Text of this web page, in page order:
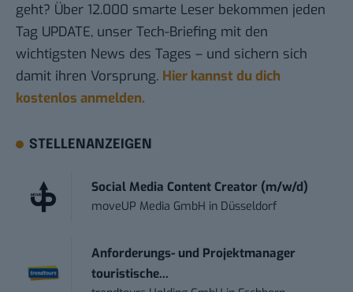
geht? Über 12.000 smarte Leser bekommen jeden
Tag UPDATE, unser Tech-Briefing mit den
wichtigsten News des Tages – und sichern sich
damit ihren Vorsprung. Hier kannst du dich
kostenlos anmelden.
STELLENANZEIGEN
Social Media Content Creator (m/w/d)
moveUP Media GmbH in Düsseldorf
Anforderungs- und Projektmanager
touristische...